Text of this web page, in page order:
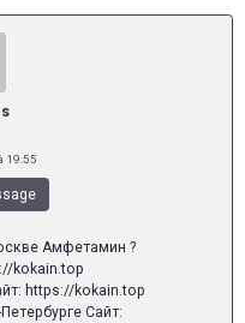
19:55
Амфетамин ?
kokain.top
https://kokain.top
Сайт: